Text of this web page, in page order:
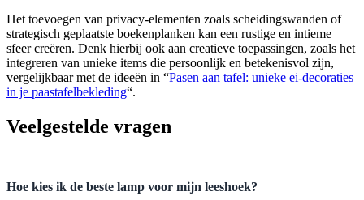
Het toevoegen van privacy-elementen zoals scheidingswanden of
strategisch geplaatste boekenplanken kan een rustige en intieme
sfeer creëren. Denk hierbij ook aan creatieve toepassingen, zoals het
integreren van unieke items die persoonlijk en betekenisvol zijn,
vergelijkbaar met de ideeën in “Pasen aan tafel: unieke ei-decoraties
in je paastafelbekleding“.
Veelgestelde vragen
Hoe kies ik de beste lamp voor mijn leeshoek?